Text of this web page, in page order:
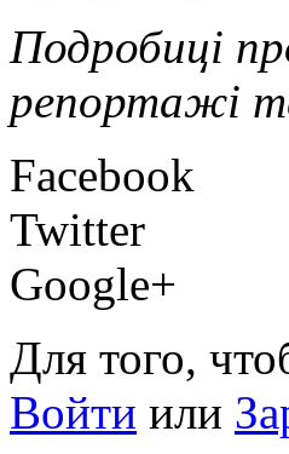
Подробиці
репортажі
Facebook
Twitter
Google+
Для того,
Войти или